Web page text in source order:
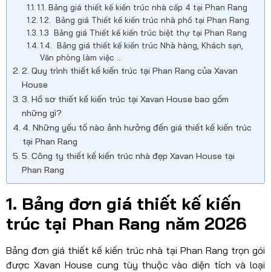
1.1. Bảng giá thiết kế kiến trúc nhà cấp 4 tại Phan Rang
1.2. Bảng giá Thiết kế kiến trúc nhà phố tại Phan Rang
1.3 Bảng giá Thiết kế kiến trúc biệt thự tại Phan Rang
1.4. Bảng giá thiết kế kiến trúc Nhà hàng, Khách sạn,
Văn phòng làm việc …
2. Quy trình thiết kế kiến trúc tại Phan Rang của Xavan
House
3. Hồ sơ thiết kế kiến trúc tại Xavan House bao gồm
những gì?
4. Những yếu tố nào ảnh hưởng đến giá thiết kế kiến trúc
tại Phan Rang
5. Công ty thiết kế kiến trúc nhà đẹp Xavan House tại
Phan Rang
1. Bảng đơn giá thiết kế kiến
trúc tại Phan Rang năm 2026
Bảng đơn giá thiết kế kiến trúc nhà tại Phan Rang trọn gói
được Xavan House cung tùy thuộc vào diện tích và loại